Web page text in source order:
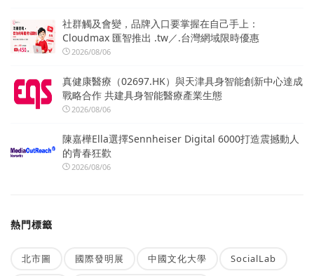
社群觸及會變，品牌入口要掌握在自己手上：
Cloudmax 匯智推出 .tw／.台灣網域限時優惠
2026/08/06
真健康醫療（02697.HK）與天津具身智能創新中心達成
戰略合作 共建具身智能醫療產業生態
2026/08/06
陳嘉樺Ella選擇Sennheiser Digital 6000打造震撼動人
的青春狂歡
2026/08/06
熱門標籤
北市圖 國際發明展 中國文化大學 SocialLab